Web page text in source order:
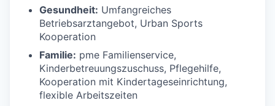
Gesundheit: Umfangreiches
Betriebsarztangebot, Urban Sports
Kooperation
Familie: pme Familienservice,
Kinderbetreuungszuschuss, Pflegehilfe,
Kooperation mit Kindertageseinrichtung,
flexible Arbeitszeiten